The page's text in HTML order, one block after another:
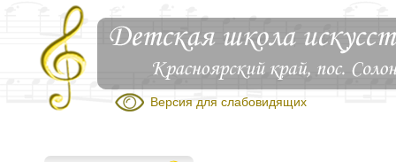
Версия для слабовидящих